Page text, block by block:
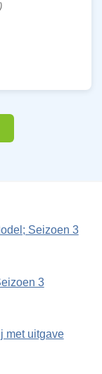
Seizoen 3
3
met uitgave